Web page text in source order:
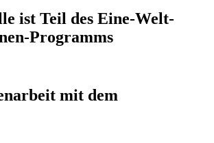
ist Teil des Eine-Welt-
Programms
mit dem